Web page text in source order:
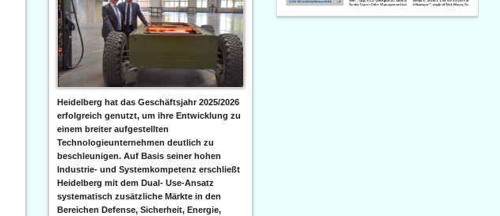
Heidelberg hat das Geschäftsjahr 2025/2026
erfolgreich genutzt, um ihre Entwicklung zu
einem breiter aufgestellten
Technologieunternehmen deutlich zu
beschleunigen. Auf Basis seiner hohen
Industrie- und Systemkompetenz erschließt
Heidelberg mit dem Dual- Use-Ansatz
systematisch zusätzliche Märkte in den
Bereichen Defense, Sicherheit, Energie,